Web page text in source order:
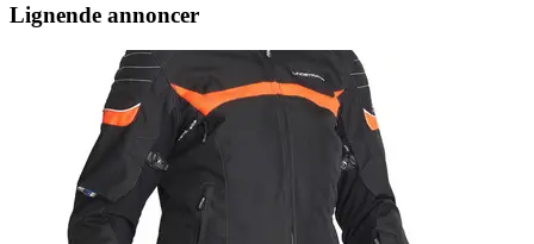
Lignende annoncer